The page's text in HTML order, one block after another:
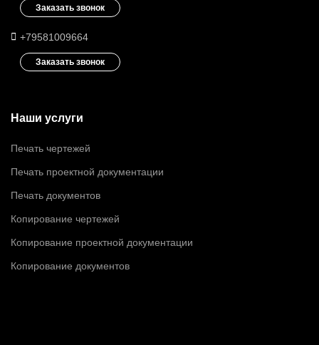
Заказать звонок
+79581009664
Заказать звонок
Наши услуги
Печать чертежей
Печать проектной документации
Печать документов
Копирование чертежей
Копирование проектной документации
Копирование документов